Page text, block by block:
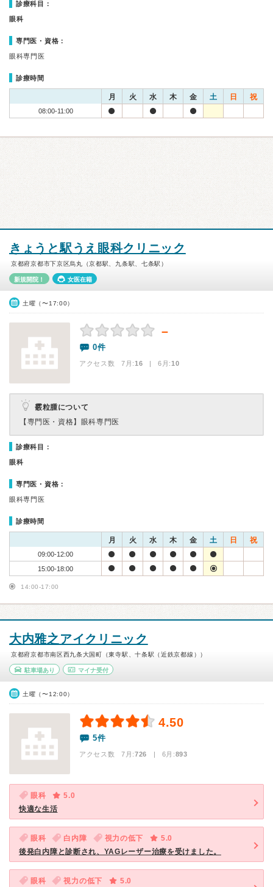
診療科目：
眼科
専門医・資格：
眼科専門医
診療時間
月 火 水 木 金 土 日 祝
08:00-11:00
きょうと駅うえ眼科クリニック
京都府京都市下京区烏丸（京都駅、九条駅、七条駅）
新規開院！ 女医在籍
土曜（〜17:00）
－
0件
アクセス数 7月:16 | 6月:10
霰粒腫について
【専門医・資格】 眼科専門医
診療科目：
眼科
専門医・資格：
眼科専門医
診療時間
月 火 水 木 金 土 日 祝
09:00-12:00
15:00-18:00
14:00-17:00
大内雅之アイクリニック
京都府京都市南区西九条大国町（東寺駅、十条駅（近鉄京都線））
駐車場あり マイナ受付
土曜（〜12:00）
4.50
5件
アクセス数 7月:726 | 6月:893
眼科
5.0
快適な生活
眼科 白内障 視力の低下
5.0
後発白内障と診断され、YAGレーザー治療を受けました。
眼科 視力の低下
5.0